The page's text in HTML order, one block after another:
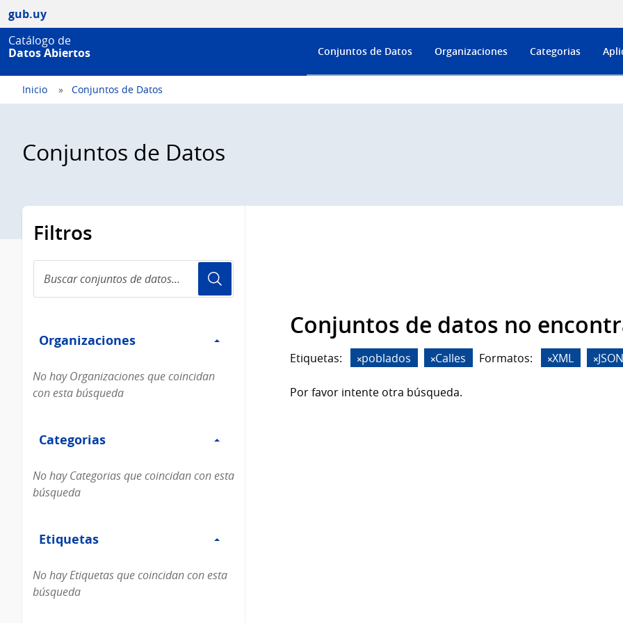
gub.uy
Catálogo de
Datos Abiertos
Conjuntos de Datos Organizaciones Categorias
Inicio Conjuntos de Datos
Conjuntos de Datos
Filtros
conjuntos
de
Organizaciones
Organizaciones
No hay Organizaciones que coincidan
con esta búsqueda
Categorias
Categorias
No hay Categorias que coincidan con esta
búsqueda
Etiquetas
Etiquetas
No hay Etiquetas que coincidan con esta
búsqueda
Conjuntos de datos no
Etiquetas: poblados Calles Formatos: XML JSON
Por favor intente otra búsqueda.